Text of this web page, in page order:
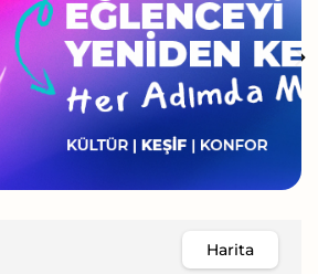
Harita